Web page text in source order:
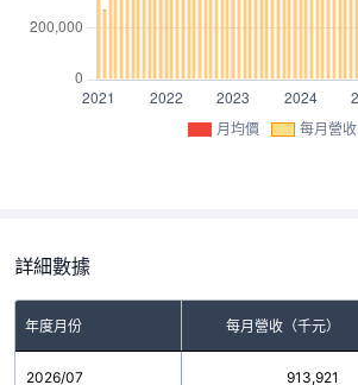
月均價 每月營收
詳細數據
年度月份 每月營收（千元）
2026/07 913,921